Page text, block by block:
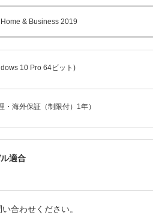
& Business 2019
10 Pro 64ビット)
・海外保証（制限付）1年）
適合
合わせください。